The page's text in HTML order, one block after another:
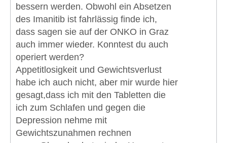
bessern werden. Obwohl ein Absetzen
des Imanitib ist fahrlässig finde ich,
dass sagen sie auf der ONKO in Graz
auch immer wieder. Konntest du auch
operiert werden?
Appetitlosigkeit und Gewichtsverlust
habe ich auch nicht, aber mir wurde hier
gesagt,dass ich mit den Tabletten die
ich zum Schlafen und gegen die
Depression nehme mit
Gewichtszunahmen rechnen